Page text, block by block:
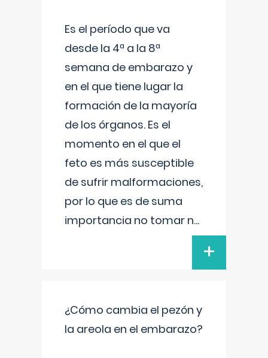
Es el período que va
desde la 4ª a la 8ª
semana de embarazo y
en el que tiene lugar la
formación de la mayoría
de los órganos. Es el
momento en el que el
feto es más susceptible
de sufrir malformaciones,
por lo que es de suma
importancia no tomar n...
+
¿Cómo cambia el pezón y
la areola en el embarazo?